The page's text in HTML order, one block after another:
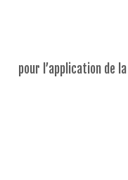
pour l’application de